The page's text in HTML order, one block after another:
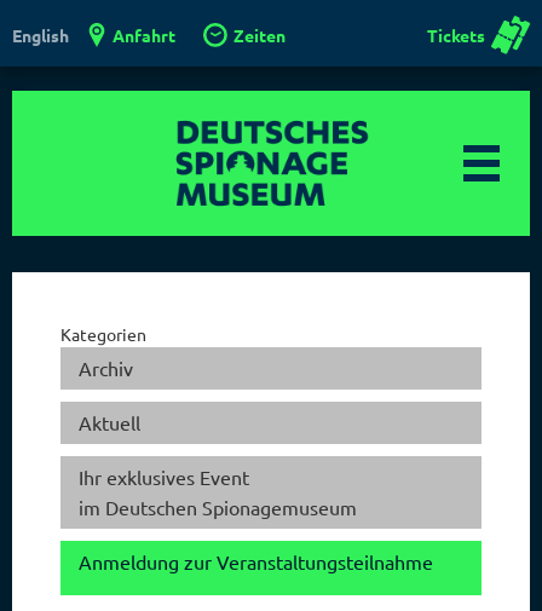
English Anfahrt Zeiten Tickets
Kategorien
Archiv
Aktuell
Ihr exklusives Event
im Deutschen Spionagemuseum
Anmeldung zur Veranstaltungsteilnahme